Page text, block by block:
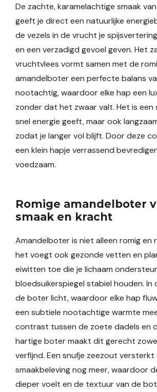
De zachte, karamelachtige smaak
geeft je direct een natuurlijke
de vezels in de vrucht je
en een verzadigd gevoel geven. Het
vruchtvlees vormt samen met de
amandelboter een perfecte balans
nootachtig, waardoor elke hap een
zonder dat het zwaar valt. Het is een
snel energie geeft, maar ook
zodat je langer vol blijft. Door deze
een klein hapje verrassend
voedzaam.
Romige amandelboter
smaak en kracht
Amandelboter is niet alleen romig en
het voegt ook gezonde vetten en
eiwitten toe die je lichaam
bloedsuikerspiegel stabiel houden. In
de boter licht, waardoor elke hap
een subtiele nootachtige warmte
contrast tussen de zoete dadels en
hartige boter maakt dit gerecht
verfijnd. Een snufje zeezout versterkt
smaakbeleving nog meer, waardoor
dieper voelt en de textuur van de